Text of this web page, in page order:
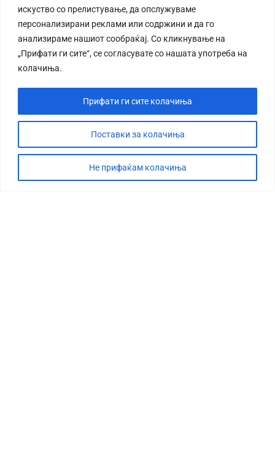
искуство со прелистување, да опслужуваме
персонализирани реклами или содржини и да го
анализираме нашиот сообраќај. Со кликнување на
„Прифати ги сите“, се согласувате со нашата употреба на
колачиња.
Поставки за колачиња
Не прифаќам колачиња
Прифати ги сите колачиња